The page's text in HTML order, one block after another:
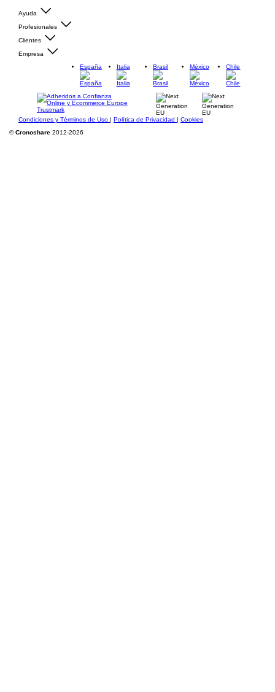
Ayuda
Profesionales
Clientes
Empresa
España
Italia Brasil México Chile
Condiciones y Términos de Uso | Política de Privacidad | Cookies
©Cronoshare 2012-2026